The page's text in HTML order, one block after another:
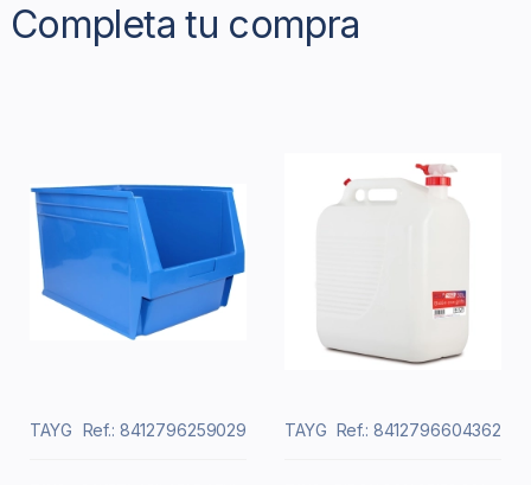
Completa tu compra
TAYG Ref.: 8412796259029 TAYG Ref.: 8412796604362